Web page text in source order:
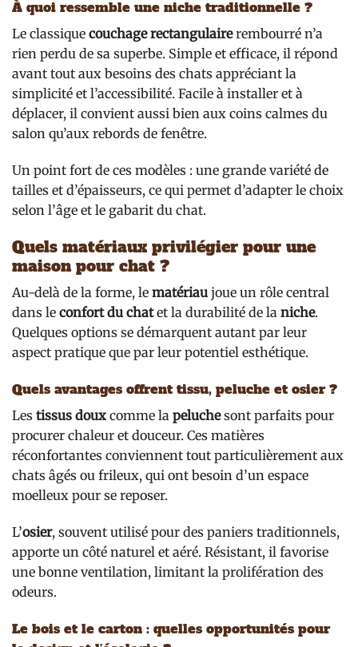
À quoi ressemble une niche traditionnelle ?
Le classique couchage rectangulairerembourré n’a
rien perdu de sa superbe. Simple et efficace, il répond
avant tout aux besoins des chats appréciant la
simplicité et l’accessibilité. Facile à installer et à
déplacer, il convient aussi bien aux coins calmes du
salon qu’aux rebords de fenêtre.
Un point fort de ces modèles : une grande variété de
tailles et d’épaisseurs, ce qui permet d’adapter le choix
selon l’âge et le gabarit du chat.
Quels matériaux privilégier pour une
maison pour chat ?
Au-delà de la forme, le matériau joue un rôle central
dans le confort du chatet la durabilité de la niche.
Quelques options se démarquent autant par leur
aspect pratique que par leur potentiel esthétique.
Quels avantages offrent tissu, peluche et osier ?
Les tissus doux comme la peluchesont parfaits pour
procurer chaleur et douceur. Ces matières
réconfortantes conviennent tout particulièrement aux
chats âgés ou frileux, qui ont besoin d’un espace
moelleux pour se reposer.
L’osier, souvent utilisé pour des paniers traditionnels,
apporte un côté naturel et aéré. Résistant, il favorise
une bonne ventilation, limitant la prolifération des
odeurs.
Le bois et le carton : quelles opportunités pour